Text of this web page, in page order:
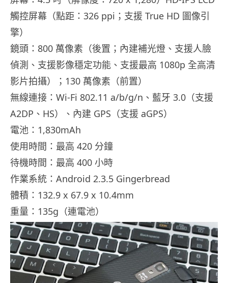
觸控屏幕（點距：326 ppi；支援 True HD 圖像引
擎）
鏡頭：800 萬像素（後置；內建補光燈、支援人臉
偵測、支援影像穩定功能、支援最高 1080p 全高清
影片拍攝）；130 萬像素（前置）
無線連接：Wi-Fi 802.11 a/b/g/n、藍牙 3.0（支援
A2DP、HS）、內建 GPS（支援 aGPS）
電池：1,830mAh
使用時間：最高 420 分鐘
待機時間：最高 400 小時
作業系統：Android 2.3.5 Gingerbread
體積：132.9 x 67.9 x 10.4mm
重量：135g（連電池）